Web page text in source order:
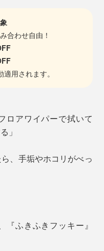
合わせ自由！
用されます。
ロアワイパーで拭いて
」
、手垢やホコリがべっ
ふきふきフッキー』